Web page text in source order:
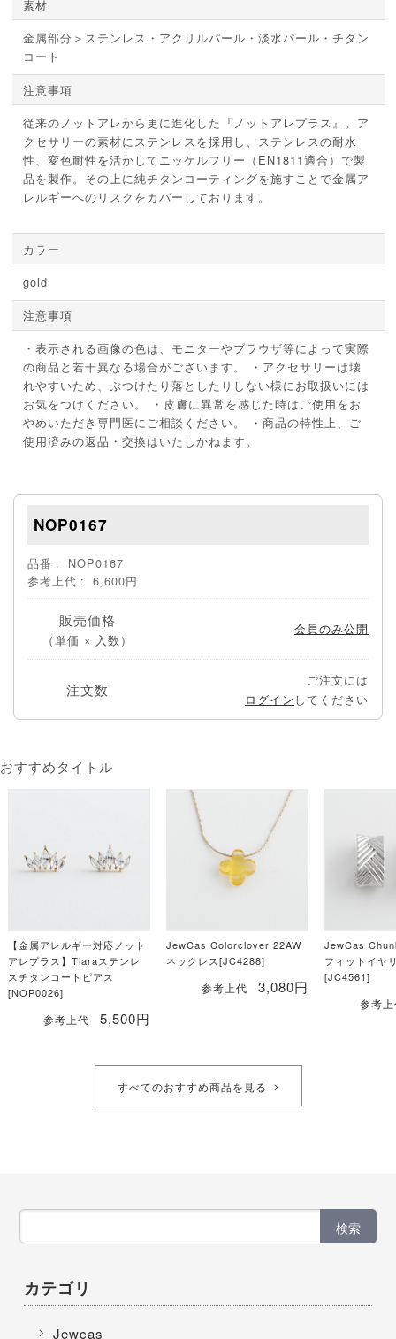
素材
金属部分＞ステンレス・アクリルパール・淡水パール・チタン
コート
注意事項
従来のノットアレから更に進化した『ノットアレプラス』。ア
クセサリーの素材にステンレスを採用し、ステンレスの耐水
性、変色耐性を活かしてニッケルフリー（EN1811適合）で製
品を製作。その上に純チタンコーティングを施すことで金属ア
レルギーへのリスクをカバーしております。
カラー
gold
注意事項
・表示される画像の色は、モニターやブラウザ等によって実際
の商品と若干異なる場合がございます。 ・アクセサリーは壊
れやすいため、ぶつけたり落としたりしない様にお取扱いには
お気をつけください。 ・皮膚に異常を感じた時はご使用をお
やめいただき専門医にご相談ください。 ・商品の特性上、ご
使用済みの返品・交換はいたしかねます。
NOP0167
品番
NOP0167
参考上代
6,600円
販売価格
（単価 × 入数）
会員のみ公開
注文数
ご注文には
ログイン してください
おすすめタイトル
【金属アレルギー対応ノット
アレプラス】Tiaraステンレ
スチタンコートピアス
[NOP0026]
参考上代
5,500円
JewCas Colorclover 22AW
ネックレス[JC4288]
参考上代
3,080円
JewCas
フィットイヤ
[JC4561]
参考
すべてのおすすめ商品を見る
検索
カテゴリ
Jewcas